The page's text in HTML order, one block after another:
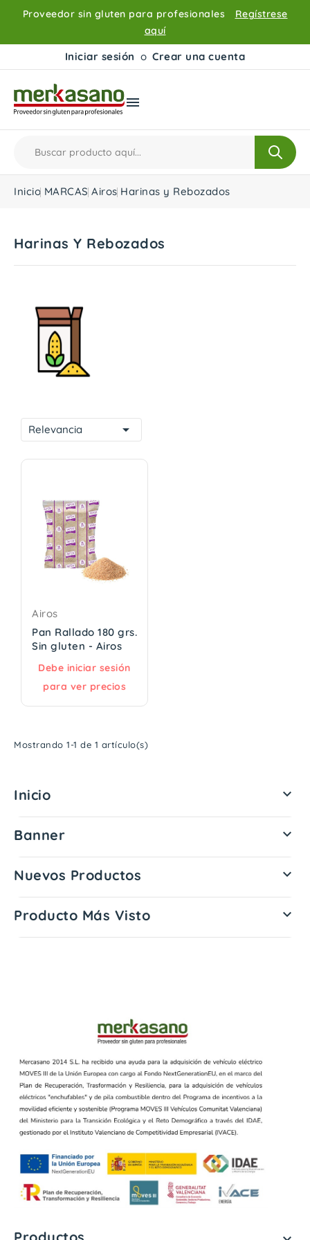
Proveedor sin gluten para profesionales
Regístrese
aquí
Iniciar sesión o Crear una cuenta

Inicio MARCAS Airos Harinas y Rebozados
Harinas Y Rebozados
Relevancia 
Airos
Pan Rallado 180 grs.
Sin gluten - Airos
Debe iniciar sesión
para ver precios
Mostrando 1-1 de 1 artículo(s)
Inicio 
Banner 
Nuevos Productos 
Producto Más Visto 